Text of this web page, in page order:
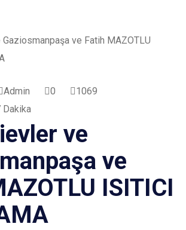
Admin 0
1069
Dakika
ve
ve
ISITICI